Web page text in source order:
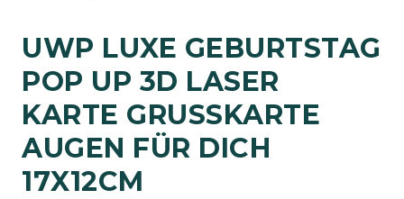
UWP LUXE GEBURTSTAG
POP UP 3D LASER
KARTE GRUSSKARTE A
UGEN FÜR DICH 1
7X12CM